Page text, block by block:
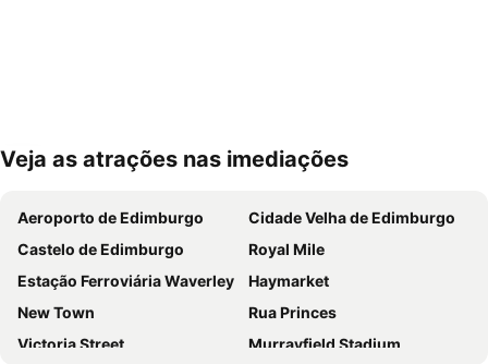
Ampliar mapa
Veja as atrações nas imediações
Aeroporto de Edimburgo
Cidade Velha de Edimburgo
Castelo de Edimburgo
Royal Mile
Estação Ferroviária Waverley
Haymarket
New Town
Rua Princes
Victoria Street
Murrayfield Stadium